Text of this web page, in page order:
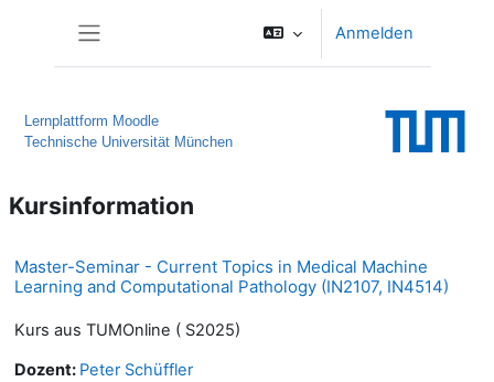
Anmelden
Lernplattform Moodle
Technische Universität München
Kursinformation
Master-Seminar - Current Topics in Medical Machine
Learning and Computational Pathology (IN2107, IN4514)
Kurs aus TUMOnline ( S2025)
Dozent: Peter Schüffler